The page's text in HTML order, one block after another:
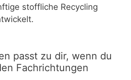
stoffliche Recycling
passt zu dir, wenn du
Fachrichtungen